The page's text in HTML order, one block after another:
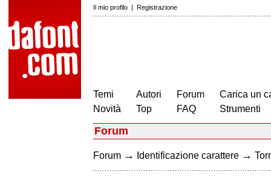
Il mio profilo | Registrazione
Temi
Novità
Autori
Top
Forum
FAQ
Carica un
Strumenti
Forum
Forum → Identificazione carattere →